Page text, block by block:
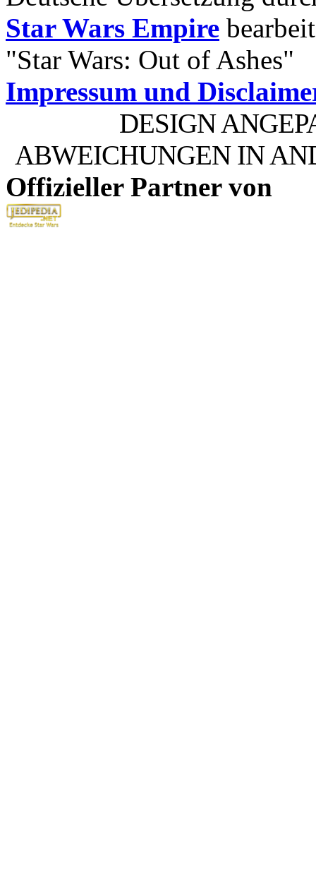
Star Wars Empire
"Star Wars: Out of Ashes"
Impressum und
DESIGN
ABWEICHUNGEN IN
Offizieller Partner von